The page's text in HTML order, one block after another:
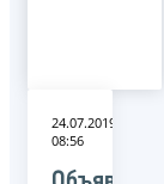
24.07.2019
08:56